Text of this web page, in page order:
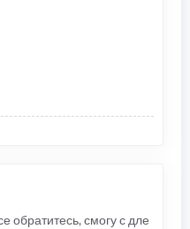
обратитесь, смогу с дле